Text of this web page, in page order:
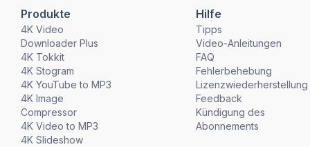
Produkte
4K Video
Downloader Plus
4K Tokkit
4K Stogram
4K YouTube to MP3
4K Image
Compressor
4K Video to MP3
4K Slideshow
Hilfe
Tipps
Video-Anleitungen
FAQ
Fehlerbehebung
Lizenzwiederherstellung
Feedback
Kündigung des
Abonnements